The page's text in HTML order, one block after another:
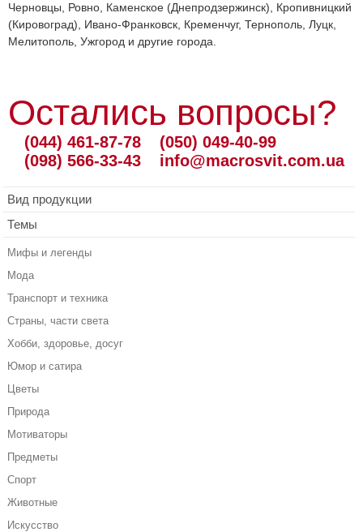
Черновцы, Ровно, Каменское (Днепродзержинск), Кропивницкий
(Кировоград), Ивано-Франковск, Кременчуг, Тернополь, Луцк,
Мелитополь, Ужгород и другие города.
Остались вопросы?
(044) 461-87-78
(098) 566-33-43
(050) 049-40-99
info@macrosvit.com.ua
Вид продукции
Темы
Мифы и легенды
Мода
Транспорт и техника
Страны, части света
Хобби, здоровье, досуг
Юмор и сатира
Цветы
Природа
Мотиваторы
Предметы
Спорт
Животные
Искусство